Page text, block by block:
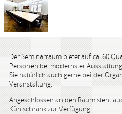
Der Seminarraum bietet auf ca. 60
Personen bei modernster
Sie natürlich auch gerne bei der
Veranstaltung.
Angeschlossen an den Raum steht
Kühlschrank zur Verfügung.